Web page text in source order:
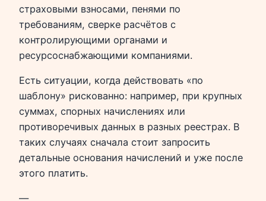
страховыми взносами, пенями по
требованиям, сверке расчётов с
контролирующими органами и
ресурсоснабжающими компаниями.
Есть ситуации, когда действовать «по
шаблону» рискованно: например, при крупных
суммах, спорных начислениях или
противоречивых данных в разных реестрах. В
таких случаях сначала стоит запросить
детальные основания начислений и уже после
этого платить.
—